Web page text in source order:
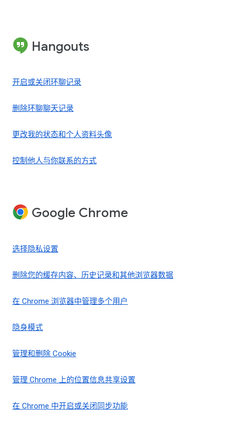
Hangouts
开启或关闭环聊记录
删除环聊聊天记录
更改我的状态和个人资料头像
控制他人与你联系的方式
Google Chrome
选择隐私设置
删除您的缓存内容、历史记录和其他浏览器数据
在 Chrome 浏览器中管理多个用户
隐身模式
管理和删除 Cookie
管理 Chrome 上的位置信息共享设置
在 Chrome 中开启或关闭同步功能